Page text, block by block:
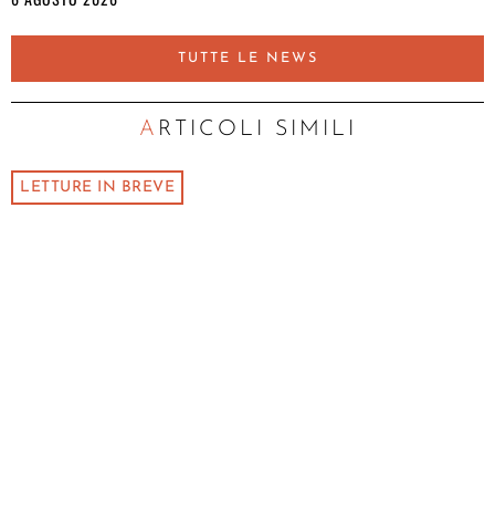
TUTTE LE NEWS
ARTICOLI SIMILI
LETTURE IN BREVE